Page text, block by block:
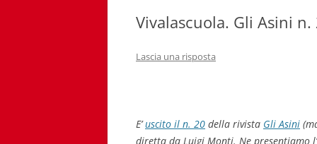
Vivalascuola. Gli Asini
Lascia una risposta
E’uscito il n. 20 della rivista Gli Asini
diretta da Luigi Monti. Ne presentiamo